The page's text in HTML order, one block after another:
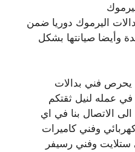
اليرموك دوريا ضمن
وأيضا صيانتها بشكل
يحرص فني بدالات
عمله لنيل ثقتكم
الاتصال بنا في اي
وفني كاميرات
ستلايت وفني رسيفر